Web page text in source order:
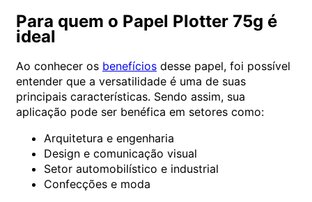
Para quem o Papel Plotter 75g é
ideal
Ao conhecer os benefícios desse papel, foi possível
entender que a versatilidade é uma de suas
principais características. Sendo assim, sua
aplicação pode ser benéfica em setores como:
Arquitetura e engenharia
Design e comunicação visual
Setor automobilístico e industrial
Confecções e moda